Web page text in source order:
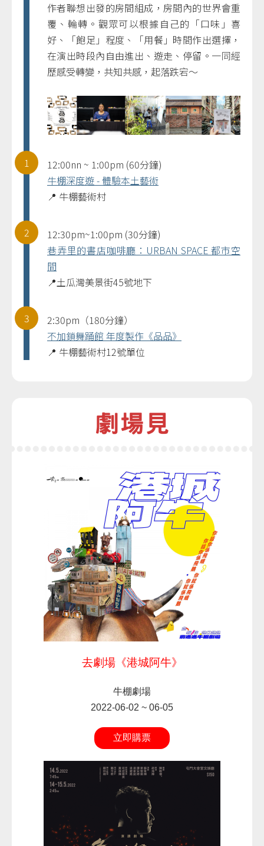
作者聯想出發的房間組成，房間內的世界會重
覆、輪轉。觀眾可以根據自己的「口味」喜
好、「飽足」程度、「用餐」時間作出選擇，
在演出時段內自由進出、遊走、停留。一同經
歷感受轉變，共知共感，起落跌宕～
1
12:00nn ~ 1:00pm (60分鐘)
牛棚深度遊 - 體驗本土藝術
📍 牛棚藝術村
2
12:30pm~1:00pm (30分鐘)
巷弄里的書店咖啡廳：URBAN SPACE 都市空
間
📍土瓜灣美景街45號地下
3
2:30pm（180分鐘）
不加鎖舞踊館 年度製作《品品》
📍 牛棚藝術村12號單位
去劇場《港城阿牛》
牛棚劇場
2022-06-02 ~ 06-05
立即購票